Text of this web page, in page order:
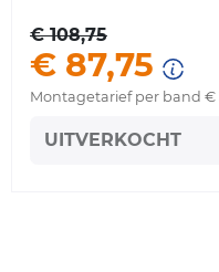
€ 108,75
€ 87,75
Montagetarief per band €
UITVERKOCHT